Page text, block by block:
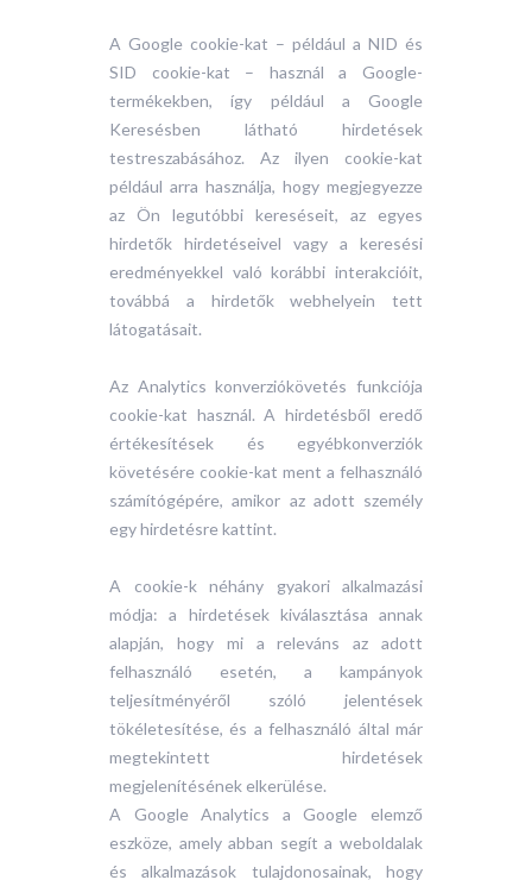
A Google cookie-kat – például a NID és
SID cookie-kat – használ a Google-
termékekben, így például a Google
Keresésben látható hirdetések
testreszabásához. Az ilyen cookie-kat
például arra használja, hogy megjegyezze
az Ön legutóbbi kereséseit, az egyes
hirdetők hirdetéseivel vagy a keresési
eredményekkel való korábbi interakcióit,
továbbá a hirdetők webhelyein tett
látogatásait.
Az Analytics konverziókövetés funkciója
cookie-kat használ. A hirdetésből eredő
értékesítések és egyébkonverziók
követésére cookie-kat ment a felhasználó
számítógépére, amikor az adott személy
egy hirdetésre kattint.
A cookie-k néhány gyakori alkalmazási
módja: a hirdetések kiválasztása annak
alapján, hogy mi a releváns az adott
felhasználó esetén, a kampányok
teljesítményéről szóló jelentések
tökéletesítése, és a felhasználó által már
megtekintett hirdetések
megjelenítésének elkerülése.
‍A Google Analytics a Google elemző
eszköze, amely abban segít a weboldalak
és alkalmazások tulajdonosainak, hogy